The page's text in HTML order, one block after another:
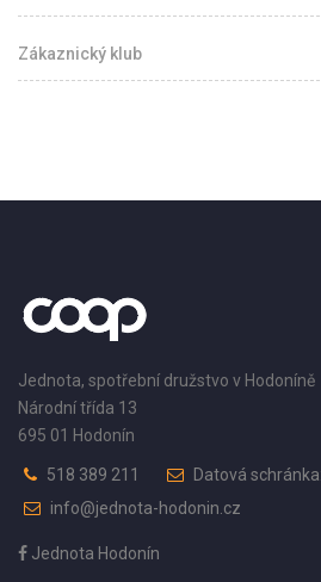
Zákaznický klub
Jednota, spotřební družstvo v Hodoníně
Národní třída 13
695 01 Hodonín
518 389 211
Datová
info@jednota-hodonin.cz
Jednota Hodonín